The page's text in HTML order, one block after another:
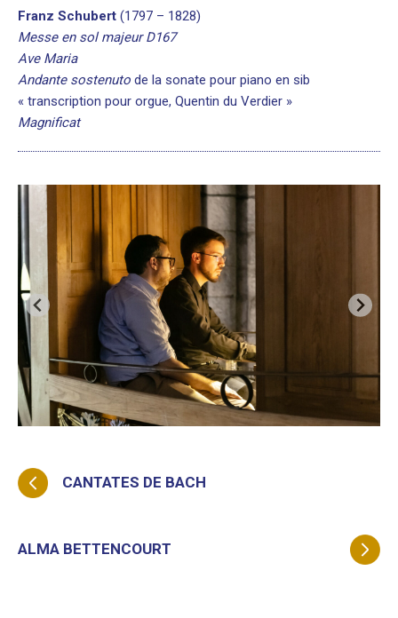
Franz Schubert (1797 – 1828)
Messe en sol majeur D167
Ave Maria
Andante sostenuto de la sonate pour piano en sib
« transcription pour orgue, Quentin du Verdier »
Magnificat
CANTATES DE BACH
ALMA BETTENCOURT